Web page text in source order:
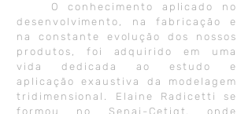
O conhecimento aplicado no
desenvolvimento, na fabricação e
na constante evolução dos nossos
produtos, foi adquirido em uma
vida dedicada ao estudo e
aplicação exaustiva da modelagem
tridimensional. Elaine Radicetti se
formou no Senai-Cetiqt, onde